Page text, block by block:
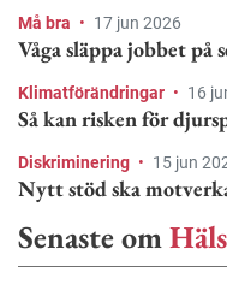
Må bra • 17 jun 2026
Våga släppa jobbet på
Klimatförändringar • 16
Så kan risken för
Diskriminering • 15 jun
Nytt stöd ska
Senaste om